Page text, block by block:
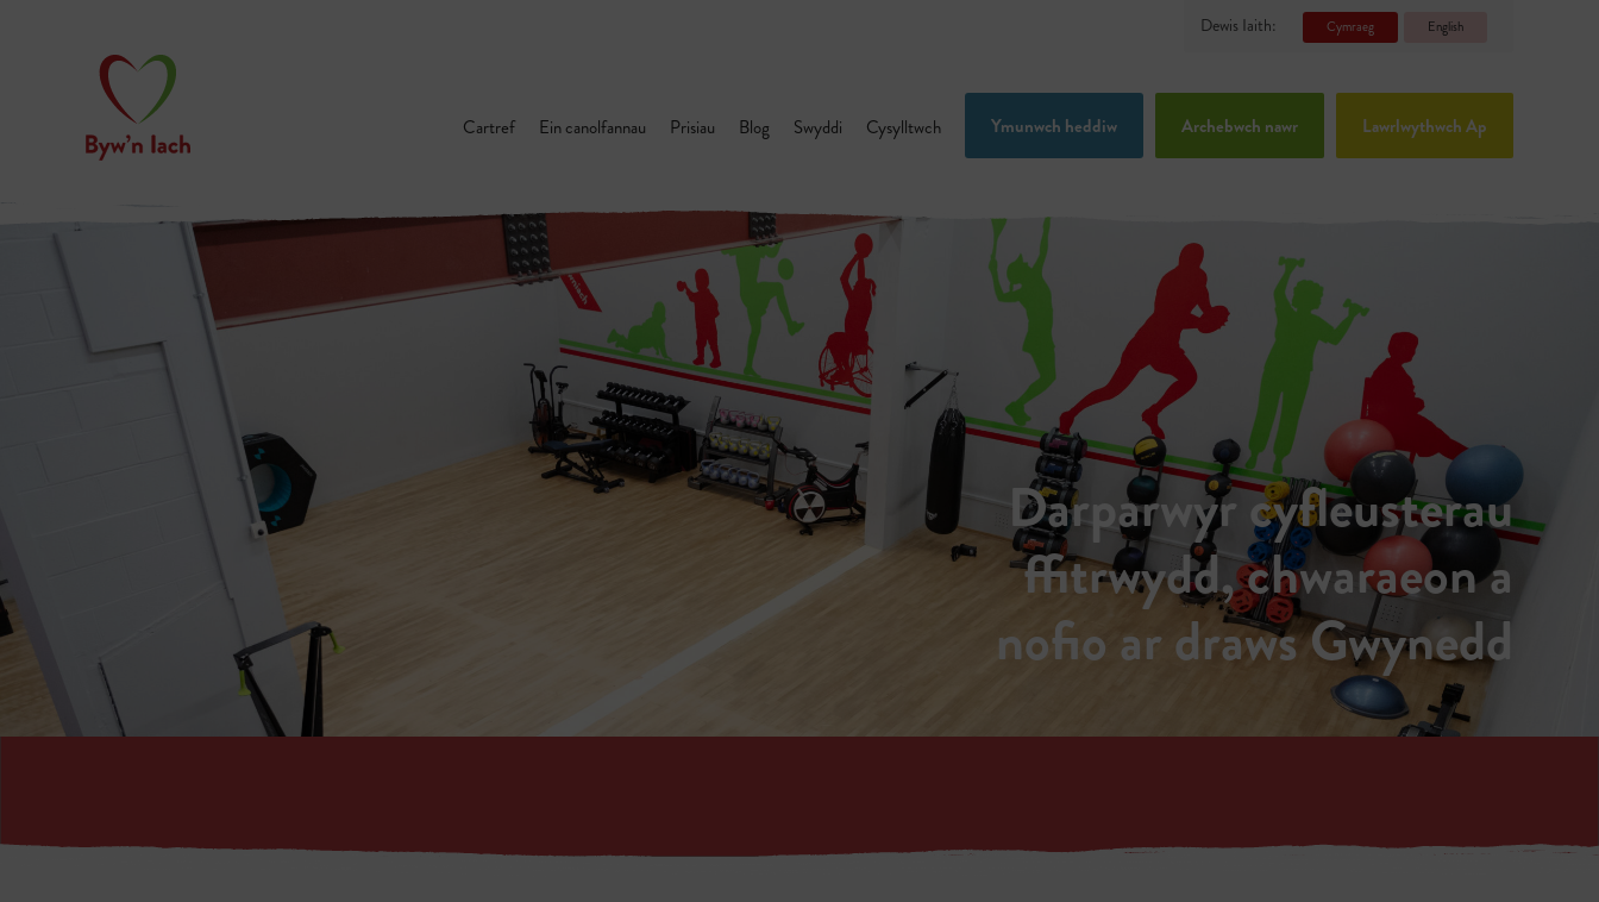
Dewis Iaith: Cymraeg English
Cartref Ein canolfannau Prisiau Blog Swyddi Cysylltwch Ymunwch heddiw Archebwch nawr Lawrlwythwch Ap
Darparwyr cyfleusterau
ffitrwydd, chwaraeon a
nofio ar draws Gwynedd